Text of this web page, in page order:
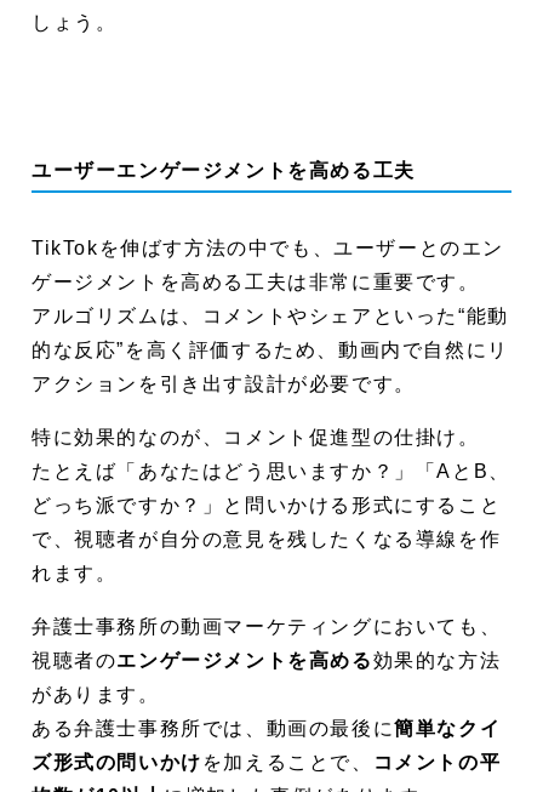
しょう。
ユーザーエンゲージメントを高める工夫
TikTokを伸ばす方法の中でも、ユーザーとのエン
ゲージメントを高める工夫は非常に重要です。
アルゴリズムは、コメントやシェアといった“能動
的な反応”を高く評価するため、動画内で自然にリ
アクションを引き出す設計が必要です。
特に効果的なのが、コメント促進型の仕掛け。
たとえば「あなたはどう思いますか？」「AとB、
どっち派ですか？」と問いかける形式にすること
で、視聴者が自分の意見を残したくなる導線を作
れます。
弁護士事務所の動画マーケティングにおいても、
視聴者のエンゲージメントを高める効果的な方法
があります。
ある弁護士事務所では、動画の最後に簡単なクイ
ズ形式の問いかけ を加えることで、
コメントの平